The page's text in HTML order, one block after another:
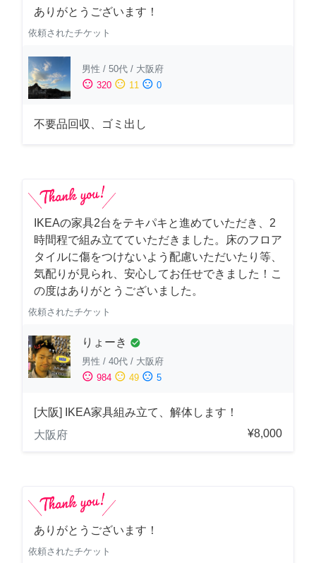
ありがとうございます！
依頼されたチケット
男性 / 50代 / 大阪府
sentiment_satisfied 320 sentiment_neutral 11 sentiment_dissatisfied 0
不要品回収、ゴミ出し
IKEAの家具2台をテキパキと進めていただき、2
時間程で組み立てていただきました。床のフロア
タイルに傷をつけないよう配慮いただいたり等、
気配りが見られ、安心してお任せできました！こ
の度はありがとうございました。
依頼されたチケット
りょーき check_circle
男性 / 40代 / 大阪府
sentiment_satisfied 984 sentiment_neutral 49 sentiment_dissatisfied 5
[大阪] IKEA家具組み立て、解体します！
大阪府
¥8,000
ありがとうございます！
依頼されたチケット